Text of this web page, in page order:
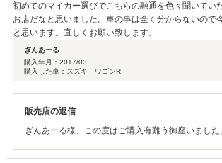
初めてのマイカー選びでこちらの融通を色々聞いてい
お店だなと思いました。車の事は全く分からないので
と思います。宜しくお願い致します。
ぎんあーる
購入年月： 2017/03
購入した車：スズキ ワゴンR
販売店の返信
ぎんあーる様、この度はご購入有難う御座いまし
す。